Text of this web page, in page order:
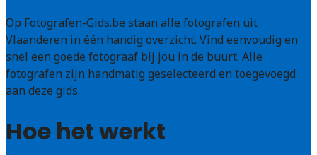
Op Fotografen-Gids.be staan alle fotografen uit
Vlaanderen in één handig overzicht. Vind eenvoudig en
snel een goede fotograaf bij jou in de buurt. Alle
fotografen zijn handmatig geselecteerd en toegevoegd
aan deze gids.
Hoe het werkt